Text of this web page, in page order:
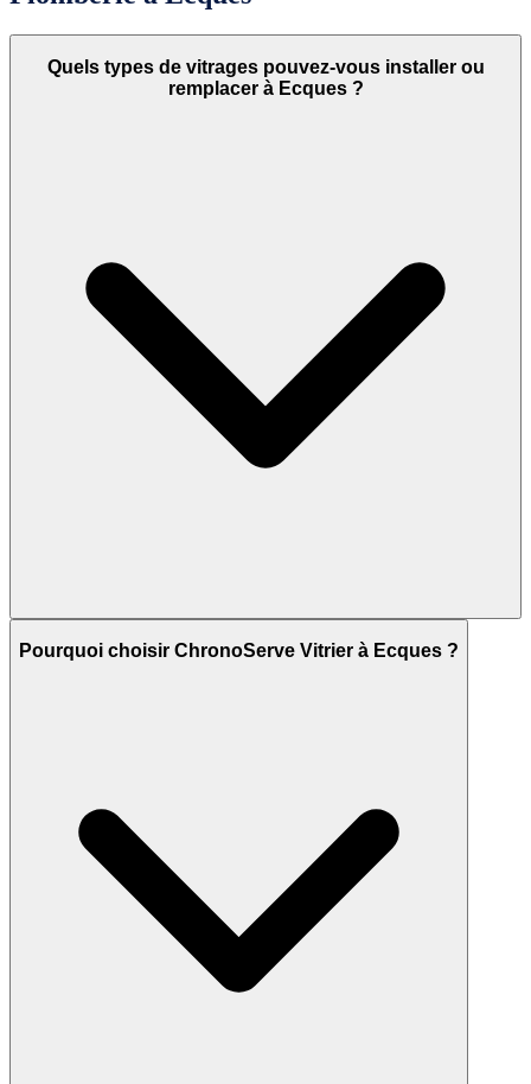
Quels types de vitrages pouvez-vous installer ou
remplacer à Ecques ?
Pourquoi choisir ChronoServe Vitrier à Ecques ?